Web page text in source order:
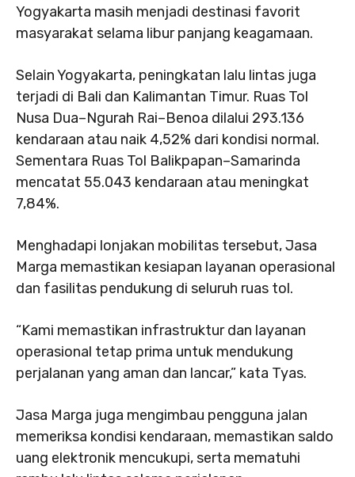
Yogyakarta masih menjadi destinasi favorit
masyarakat selama libur panjang keagamaan.
Selain Yogyakarta, peningkatan lalu lintas juga
terjadi di Bali dan Kalimantan Timur. Ruas Tol
Nusa Dua–Ngurah Rai–Benoa dilalui 293.136
kendaraan atau naik 4,52% dari kondisi normal.
Sementara Ruas Tol Balikpapan–Samarinda
mencatat 55.043 kendaraan atau meningkat
7,84%.
Menghadapi lonjakan mobilitas tersebut, Jasa
Marga memastikan kesiapan layanan operasional
dan fasilitas pendukung di seluruh ruas tol.
“Kami memastikan infrastruktur dan layanan
operasional tetap prima untuk mendukung
perjalanan yang aman dan lancar,” kata Tyas.
Jasa Marga juga mengimbau pengguna jalan
memeriksa kondisi kendaraan, memastikan saldo
uang elektronik mencukupi, serta mematuhi